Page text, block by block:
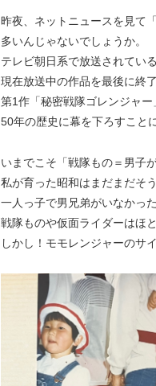
昨夜、ネットニュースを見て
多いんじゃないでしょうか。
テレビ朝日系で放送されてい
現在放送中の作品を最後に終
第1作「秘密戦隊ゴレンジャ
50年の歴史に幕を下ろすこと
いまでこそ「戦隊もの＝男子
私が育った昭和はまだまだそ
一人っ子で男兄弟がいなかっ
戦隊ものや仮面ライダーはほ
しかし！モモレンジャーのサ